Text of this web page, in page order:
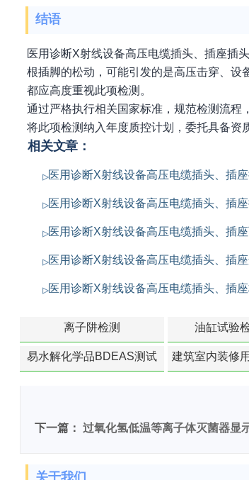
结语
医用诊断X射线设备高压电缆插头、插座插
根插脚的松动，可能引发的是高压击穿、设
都应高度重视此项检测。
通过严格执行相关国家标准，规范检测流程
将此项检测纳入年度质控计划，委托具备资
相关文章：
医用诊断X射线设备高压电缆插头、插
医用诊断X射线设备高压电缆插头、插
医用诊断X射线设备高压电缆插头、插
医用诊断X射线设备高压电缆插头、插
医用诊断X射线设备高压电缆插头、插
离子阱检测 油缸试验
易水解化学品BDEAS测试
建筑室内装修
下一篇： 过氧化氢低温等离子体灭菌器显